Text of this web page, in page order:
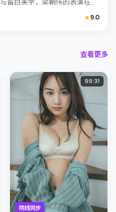
留白美学，梁朝伟的表演在外
9.0
查看更多
院线同步
99:31